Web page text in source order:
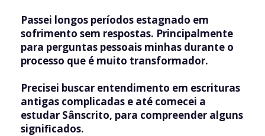
Passei longos períodos estagnado em
sofrimento sem respostas. Principalmente
para perguntas pessoais minhas durante o
processo que é muito transformador.
Precisei buscar entendimento em escrituras
antigas complicadas e até comecei a
estudar Sânscrito, para compreender alguns
significados.